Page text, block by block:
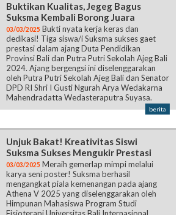
Buktikan Kualitas, Jegeg Bagus
Suksma Kembali Borong Juara
03/03/2025 Bukti nyata kerja keras dan
dedikasi! Tiga siswa/i Suksma sukses gaet
prestasi dalam ajang Duta Pendidikan
Provinsi Bali dan Putra Putri Sekolah Ajeg Bali
2024. Ajang bergengsi ini diselenggarakan
oleh Putra Putri Sekolah Ajeg Bali dan Senator
DPD RI Shri I Gusti Ngurah Arya Wedakarna
Mahendradatta Wedasteraputra Suyasa.
berita
Unjuk Bakat! Kreativitas Siswi
Suksma Sukses Mengukir Prestasi
03/03/2025 Meraih gemerlap mimpi melalui
karya seni poster! Suksma berhasil
mengangkat piala kemenangan pada ajang
Athena V 2025 yang diselenggarakan oleh
Himpunan Mahasiswa Program Studi